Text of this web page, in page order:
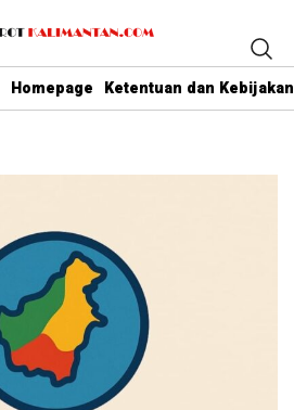
Homepage Ketentuan dan